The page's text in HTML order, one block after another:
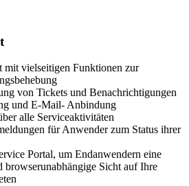
mit vielseitigen Funktionen zur
von Tickets und Benachrichtigungen
und E-Mail- Anbindung
alle Serviceaktivitäten
für Anwender zum Status ihrer
Portal, um Endanwendern eine
browserunabhängige Sicht auf Ihre